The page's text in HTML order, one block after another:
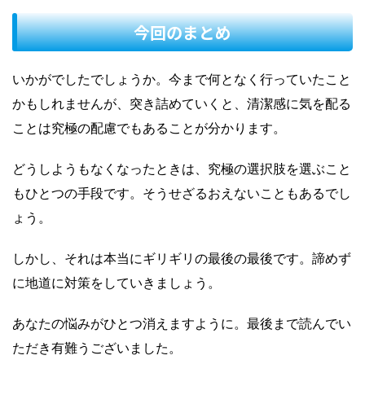
今回のまとめ
いかがでしたでしょうか。今まで何となく行っていたこと
かもしれませんが、突き詰めていくと、清潔感に気を配る
ことは究極の配慮でもあることが分かります。
どうしようもなくなったときは、究極の選択肢を選ぶこと
もひとつの手段です。そうせざるおえないこともあるでし
ょう。
しかし、それは本当にギリギリの最後の最後です。諦めず
に地道に対策をしていきましょう。
あなたの悩みがひとつ消えますように。最後まで読んでい
ただき有難うございました。